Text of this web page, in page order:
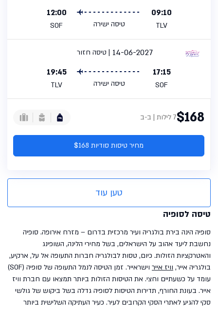
09:10
TLV טיסה ישירה
12:00
SOF
טיסה חזור
14-06-2027
17:15
SOF טיסה ישירה
19:45
TLV
$1687 לילות | ב-ב
מחיר טיסות סודיות $168
טען עוד
טיסה לסופיה
סופיה הינה בירת בולגריה ועיר מרכזית בדרום – מזרח אירופה. סופיה
נחשבת ליעד אהוב על הישראלים, בשל מחירי הלינה, השופינג
והאטרקציות הזולות. כיום, טסות לבולגריה חברות התעופה אל על, ארקיע,
בולגריה אייר, וויז אייר
וישראייר. זמן הטיסה לנמל התעופה של סופיה (SOF)
עומד על כשעתיים וחצי. את הטיסות הזולות ביותר תמצאו עם חברת וויז
אייר. בעונת החורף, תדירות הטיסות לסופיה גדלה בשל ביקוש של גולשי
סקי להגיע לאתרי הסקי הקרובים לעיר. כעיר העתיקה השלישית ביותר